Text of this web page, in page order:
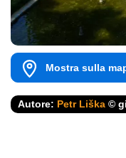
Mostra sulla
Autore: Petr Liška ©